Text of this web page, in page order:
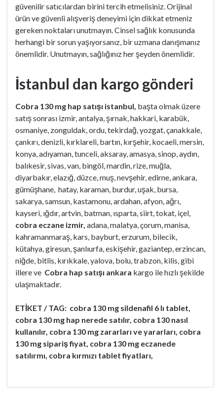
güvenilir satıcılardan birini tercih etmelisiniz. Orijinal
ürün ve güvenli alışveriş deneyimi için dikkat etmeniz
gereken noktaları unutmayın. Cinsel sağlık konusunda
herhangi bir sorun yaşıyorsanız, bir uzmana danışmanız
önemlidir. Unutmayın, sağlığınız her şeyden önemlidir.
İstanbul dan kargo gönderi
Cobra 130 mg hap satışı istanbul, başta olmak üzere
satış sonrası izmir, antalya, şırnak, hakkari, karabük,
osmaniye, zonguldak, ordu, tekirdağ, yozgat, çanakkale,
çankırı, denizli, kırklareli, bartın, kırşehir, kocaeli, mersin,
konya, adıyaman, tunceli, aksaray, amasya, sinop, aydın,
balıkesir, sivas, van, bingöl, mardin, rize, muğla,
diyarbakır, elazığ, düzce, muş, nevşehir, edirne, ankara,
gümüşhane, hatay, karaman, burdur, uşak, bursa,
sakarya, samsun, kastamonu, ardahan, afyon, ağrı,
kayseri, ığdır, artvin, batman, ısparta, siirt, tokat, içel,
cobra eczane izmir, adana, malatya, çorum, manisa,
kahramanmaraş, kars, bayburt, erzurum, bilecik,
kütahya, giresun, şanlıurfa, eskişehir, gaziantep, erzincan,
niğde, bitlis, kırıkkale, yalova, bolu, trabzon, kilis, gibi
illere ve Cobra hap satışı ankara kargo ile hızlı şekilde
ulaşmaktadır.
ETİKET / TAG: cobra 130 mg sildenafil 6 lı tablet,
cobra 130 mg hap nerede satılır, cobra 130 nasıl
kullanılır, cobra 130 mg zararları ve yararları, cobra
130 mg sipariş fiyat, cobra 130 mg eczanede
satılırmı, cobra kırmızı tablet fiyatları,